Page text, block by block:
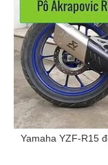
Yamaha YZF-R15